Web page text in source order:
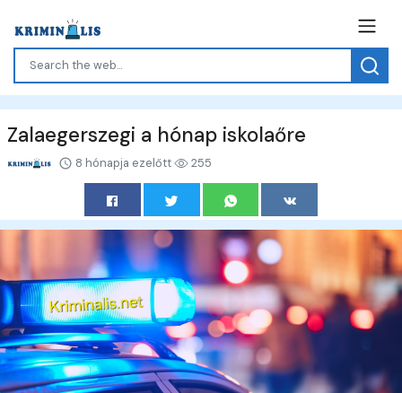
Zalaegerszegi a hónap iskolaőre
8 hónapja ezelőtt 255